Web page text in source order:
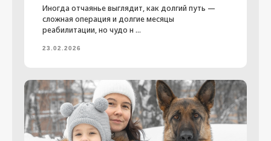
Иногда отчаянье выглядит, как долгий путь —
сложная операция и долгие месяцы
реабилитации, но чудо н ...
23.02.2026